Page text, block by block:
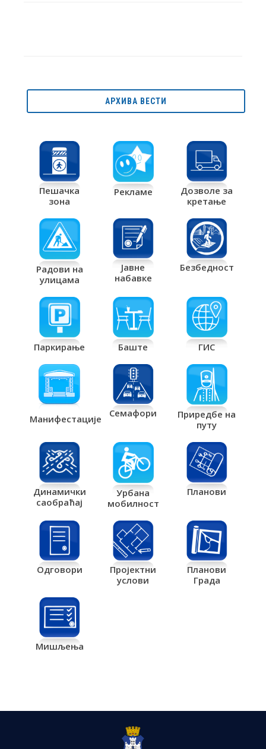
АРХИВА ВЕСТИ
Пешачка
зона
Рекламе
Дозволе за
кретање
Радови на
улицама
Јавне
набавке
Безбедност
Паркирање Баште ГИС
Манифестације Семафори
Приредбе на
путу
Динамички
саобраћај
Урбана
мобилност
Планови
Одговори
Пројектни
услови
Планови
Града
Мишљења